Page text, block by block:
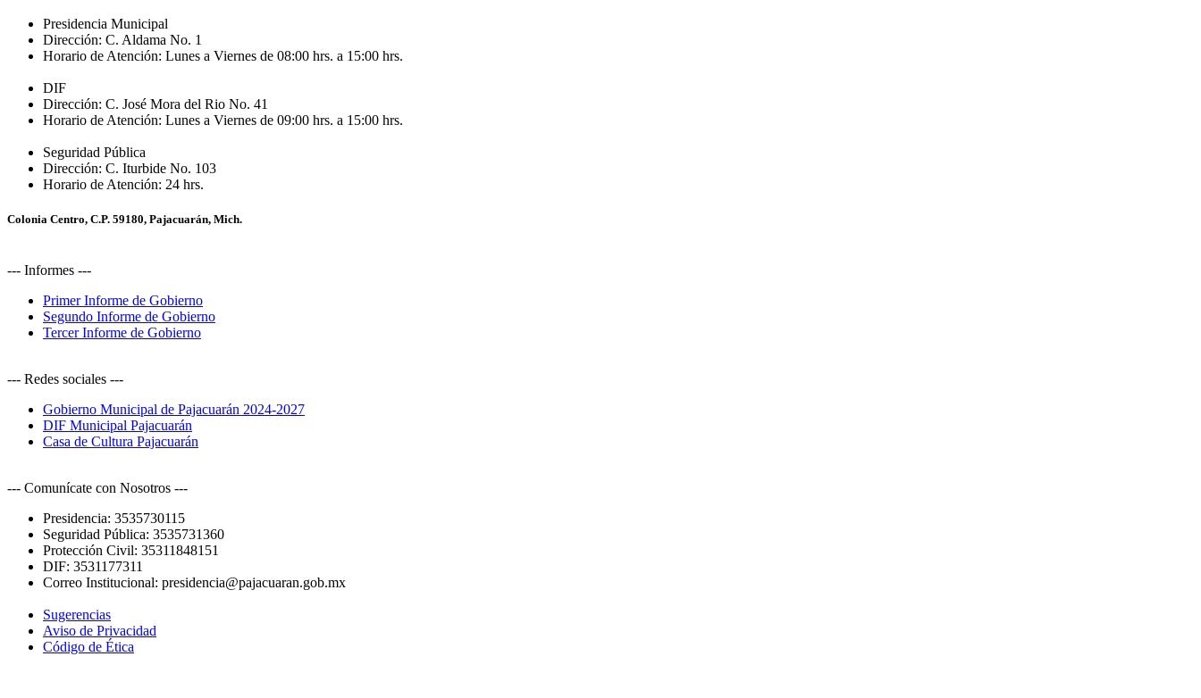
Presidencia Municipal
Dirección: C. Aldama No. 1
Horario de Atención: Lunes a Viernes de 08:00 hrs. a 15:00 hrs.
DIF
Dirección: C. José Mora del Rio No. 41
Horario de Atención: Lunes a Viernes de 09:00 hrs. a 15:00 hrs.
Seguridad Pública
Dirección: C. Iturbide No. 103
Horario de Atención: 24 hrs.
Colonia Centro, C.P. 59180, Pajacuarán, Mich.
--- Informes ---
Primer Informe de Gobierno
Segundo Informe de Gobierno
Tercer Informe de Gobierno
--- Redes sociales ---
Gobierno Municipal de Pajacuarán 2024-2027
DIF Municipal Pajacuarán
Casa de Cultura Pajacuarán
--- Comunícate con Nosotros ---
Presidencia: 3535730115
Seguridad Pública: 3535731360
Protección Civil: 35311848151
DIF: 3531177311
Correo Institucional: presidencia@pajacuaran.gob.mx
Sugerencias
Aviso de Privacidad
Código de Ética